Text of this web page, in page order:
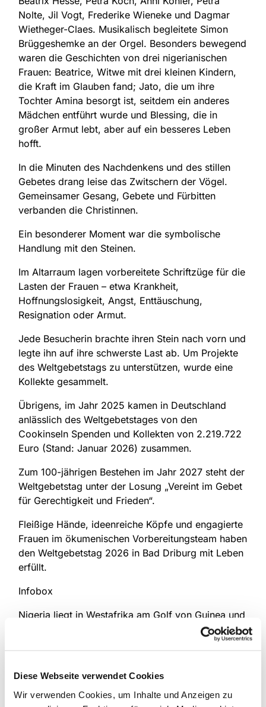
Diese Webseite verwendet Cookies
Wir verwenden Cookies, um Inhalte und Anzeigen zu
Nolte, Jil Vogt, Frederike Wieneke und Dagmar
Wietheger-Claes. Musikalisch begleitete Simon
Brüggeshemke an der Orgel. Besonders bewegend
waren die Geschichten von drei nigerianischen
Frauen: Beatrice, Witwe mit drei kleinen Kindern,
die Kraft im Glauben fand; Jato, die um ihre
Tochter Amina besorgt ist, seitdem ein anderes
Mädchen entführt wurde und Blessing, die in
großer Armut lebt, aber auf ein besseres Leben
hofft.
In die Minuten des Nachdenkens und des stillen
Gebetes drang leise das Zwitschern der Vögel.
Gemeinsamer Gesang, Gebete und Fürbitten
verbanden die Christinnen.
Ein besonderer Moment war die symbolische
Handlung mit den Steinen.
Im Altarraum lagen vorbereitete Schriftzüge für die
Lasten der Frauen – etwa Krankheit,
Hoffnungslosigkeit, Angst, Enttäuschung,
Resignation oder Armut.
Jede Besucherin brachte ihren Stein nach vorn und
legte ihn auf ihre schwerste Last ab. Um Projekte
des Weltgebetstags zu unterstützen, wurde eine
Kollekte gesammelt.
Übrigens, im Jahr 2025 kamen in Deutschland
anlässlich des Weltgebetstages von den
Cookinseln Spenden und Kollekten von 2.219.722
Euro (Stand: Januar 2026) zusammen.
Zum 100-jährigen Bestehen im Jahr 2027 steht der
Weltgebetstag unter der Losung „Vereint im Gebet
für Gerechtigkeit und Frieden“.
Fleißige Hände, ideenreiche Köpfe und engagierte
Frauen im ökumenischen Vorbereitungsteam haben
den Weltgebetstag 2026 in Bad Driburg mit Leben
erfüllt.
Infobox
Nigeria liegt in Westafrika am Golf von Guinea und
ist mit rund 230 Millionen Einwohnern das
bevölkerungsreichste Land Afrikas. Das Land
Tschad im Nordosten und Kamerun im Osten.
Die Landschaft ist sehr vielfältig: Im Süden prägen